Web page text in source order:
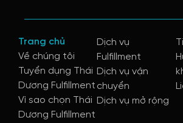
Trang chủ
Về chúng tôi
Tuyển dụng Thái
Dương Fulfillment
Vì sao chọn Thái
Dương Fulfillment
Dịch vụ
Fulfillment
Dịch vụ vận
chuyển
Dịch vụ mở rộng